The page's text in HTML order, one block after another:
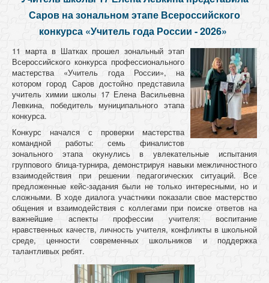
Саров на зональном этапе Всероссийского
конкурса «Учитель года России - 2026»
11 марта в Шатках прошел зональный этап
Всероссийского конкурса профессионального
мастерства «Учитель года России», на
котором город Саров достойно представила
учитель химии школы 17 Елена Васильевна
Левкина, победитель муниципального этапа
конкурса.
Конкурс начался с проверки мастерства
командной работы: семь финалистов
зонального этапа окунулись в увлекательные испытания
группового блица-турнира, демонстрируя навыки межличностного
взаимодействия при решении педагогических ситуаций. Все
предложенные кейс-задания были не только интересными, но и
сложными. В ходе диалога участники показали свое мастерство
общения и взаимодействия с коллегами при поиске ответов на
важнейшие аспекты профессии учителя: воспитание
нравственных качеств, личность учителя, конфликты в школьной
среде, ценности современных школьников и поддержка
талантливых ребят.